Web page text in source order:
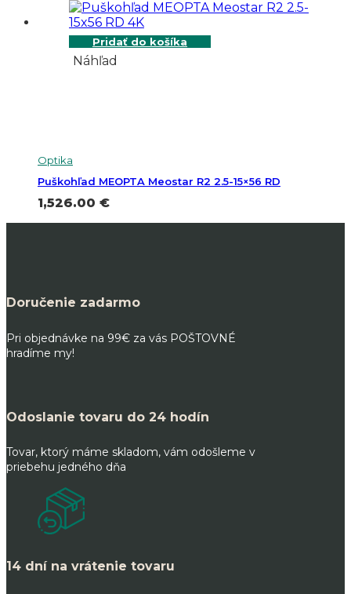
Pridať do košíka
Náhľad
Optika
Puškohľad MEOPTA Meostar R2 2.5-15×56 RD
1,526.00 €
Doručenie zadarmo
Pri objednávke na 99€ za vás POŠTOVNÉ
hradíme my!
Odoslanie tovaru do 24 hodín
Tovar, ktorý máme skladom, vám odošleme v
priebehu jedného dňa
14 dní na vrátenie tovaru